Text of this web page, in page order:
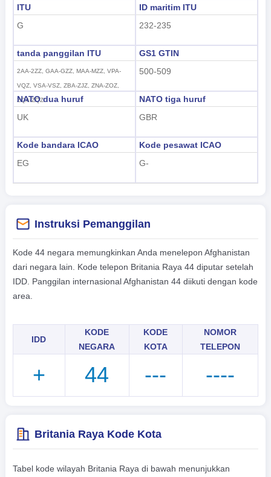
ITU
G
ID maritim ITU
232-235
tanda panggilan ITU
2AA-2ZZ, GAA-GZZ, MAA-MZZ, VPA-
VQZ, VSA-VSZ, ZBA-ZJZ, ZNA-ZOZ,
ZQA-ZQZ
GS1 GTIN
500-509
NATO dua huruf
UK
NATO tiga huruf
GBR
Kode bandara ICAO
EG
Kode pesawat ICAO
G-
Instruksi Pemanggilan
Kode 44 negara memungkinkan Anda menelepon Afghanistan
dari negara lain. Kode telepon Britania Raya 44 diputar setelah
IDD. Panggilan internasional Afghanistan 44 diikuti dengan kode
area.
IDD
KODE
NEGARA
KODE
KOTA
NOMOR
TELEPON
+ 44 --- ----
Britania Raya Kode Kota
Tabel kode wilayah Britania Raya di bawah menunjukkan